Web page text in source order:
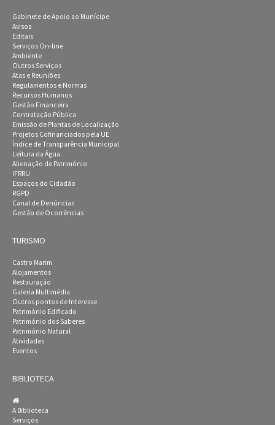
Gabinete de Apoio ao Munícipe
Avisos
Editais
Serviços On-line
Ambiente
Outros Serviços
Atas e Reuniões
Regulamentos e Normas
Recursos Humanos
Gestão Financeira
Contratação Pública
Emissão de Plantas de Localização
Projetos Cofinanciados pela UE
Índice de Transparência Municipal
Leitura da Água
Alienação de Património
IFRRU
Espaços do Cidadão
RGPD
Canal de Denúncias
Gestão de Ocorrências
TURISMO
Castro Marim
Alojamentos
Restauração
Galeria Multimédia
Outros pontos de Interesse
Património Edificado
Património dos Saberes
Património Natural
Atividades
Eventos
BIBLIOTECA
A Biblioteca
Serviços